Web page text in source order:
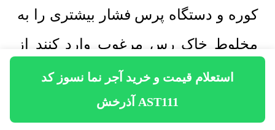
استعلام قیمت و خرید آجر نما نسوز کد
AST111 آذرخش
کوره و دستگاه پرس فشار بیشتری را به
مخلوط خاک رس مرغوب وارد کنند از
این نظر کیفیت آجر نما به مراتب بالاتر
خواهد رفت. در برندهای مطرح و